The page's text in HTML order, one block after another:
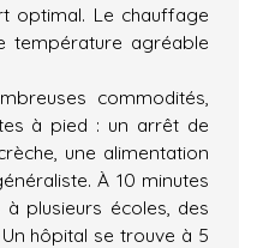
optimal. Le chauffage
température agréable
commodités,
à pied : un arrêt de
une alimentation
À 10 minutes
plusieurs écoles, des
hôpital se trouve à 5